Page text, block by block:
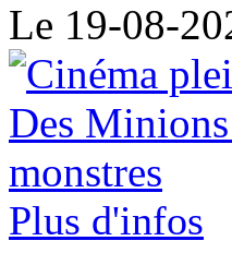
Le 19-08-
Plus d'infos